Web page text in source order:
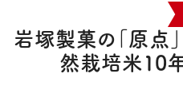
岩塚製菓の「原点
然栽培米10